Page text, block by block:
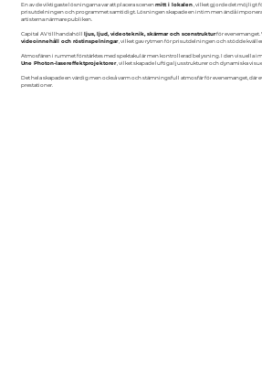
En av de viktigaste lösningarna var att placera scenenmitt i lokalen , vilket gjorde det möjligt
prisutdelningen och programmet samtidigt. Lösningen skapade en intim men ändå
artisterna närmare publiken.
Capital AV tillhandahöllljus, ljud, videoteknik, skärmar och scenstrukturför evenemanget.
videoinnehåll och röstinspelningar, vilket gav rytmen för prisutdelningen och stödde
Atmosfären i rummet förstärktes med spektakulär men kontrollerad belysning. I den visuella
Une Photon-lasereffektprojektorer, vilket skapade luftiga ljusstrukturer och dynamiska
Det hela skapade en värdig men också varm och stämningsfull atmosfär för evenemanget, där
prestationer.